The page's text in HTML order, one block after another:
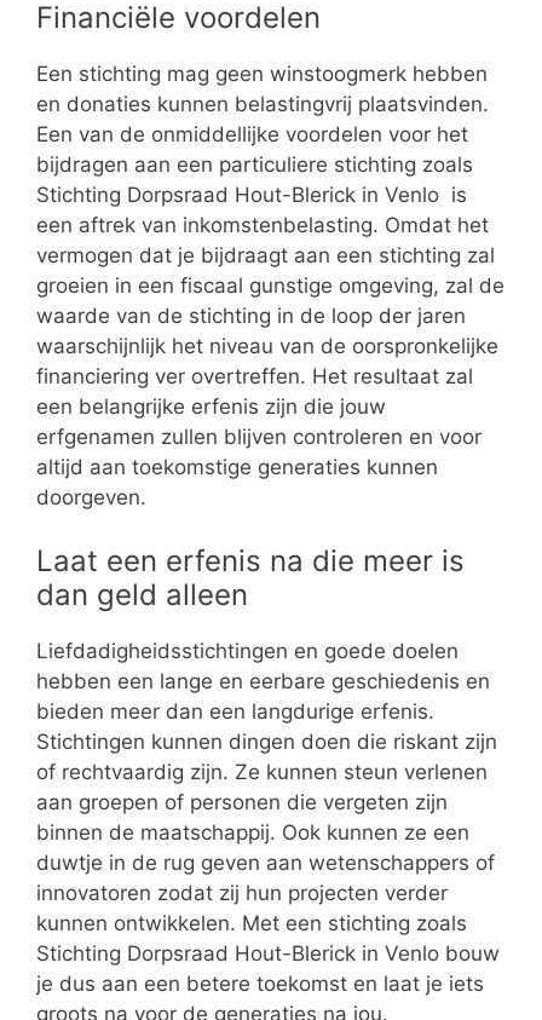
Financiële voordelen
Een stichting mag geen winstoogmerk hebben
en donaties kunnen belastingvrij plaatsvinden.
Een van de onmiddellijke voordelen voor het
bijdragen aan een particuliere stichting zoals
Stichting Dorpsraad Hout-Blerick in Venlo is
een aftrek van inkomstenbelasting. Omdat het
vermogen dat je bijdraagt aan een stichting zal
groeien in een fiscaal gunstige omgeving, zal de
waarde van de stichting in de loop der jaren
waarschijnlijk het niveau van de oorspronkelijke
financiering ver overtreffen. Het resultaat zal
een belangrijke erfenis zijn die jouw
erfgenamen zullen blijven controleren en voor
altijd aan toekomstige generaties kunnen
doorgeven.
Laat een erfenis na die meer is
dan geld alleen
Liefdadigheidsstichtingen en goede doelen
hebben een lange en eerbare geschiedenis en
bieden meer dan een langdurige erfenis.
Stichtingen kunnen dingen doen die riskant zijn
of rechtvaardig zijn. Ze kunnen steun verlenen
aan groepen of personen die vergeten zijn
binnen de maatschappij. Ook kunnen ze een
duwtje in de rug geven aan wetenschappers of
innovatoren zodat zij hun projecten verder
kunnen ontwikkelen. Met een stichting zoals
Stichting Dorpsraad Hout-Blerick in Venlo bouw
je dus aan een betere toekomst en laat je iets
groots na voor de generaties na jou.